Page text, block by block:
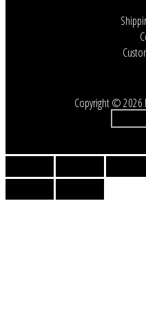
Copyright © 2026